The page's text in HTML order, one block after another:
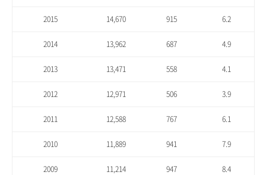
2015 14,670 915 6.2
2014 13,962 687 4.9
2013 13,471 558 4.1
2012 12,971 506 3.9
2011 12,588 767 6.1
2010 11,889 941 7.9
2009 11,214 947 8.4